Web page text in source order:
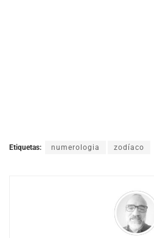
Etiquetas: numerologia zodíaco